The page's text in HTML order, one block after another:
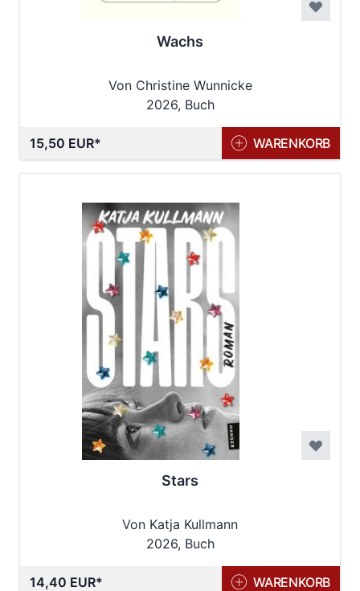
Wachs
Von Christine Wunnicke
2026, Buch
15,50 EUR WARENKORB
Stars
Von Katja Kullmann
2026, Buch
14,40 EUR WARENKORB